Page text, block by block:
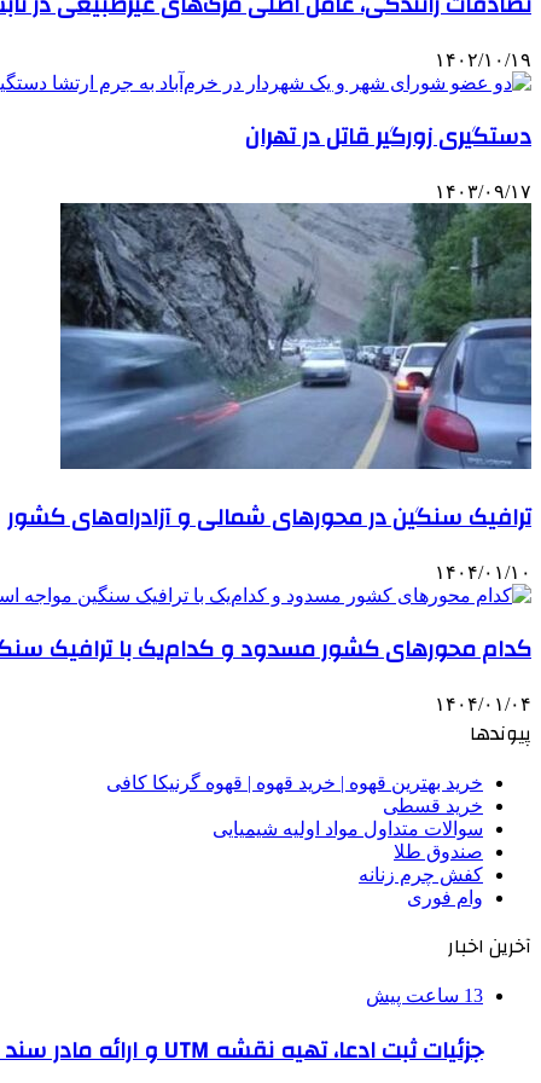
۱۴۰۲/۱۰/۱۹
دستگیری زورگیر قاتل در تهران
۱۴۰۳/۰۹/۱۷
ترافیک سنگین در محورهای شمالی و آزادراه‌های کشور
۱۴۰۴/۰۱/۱۰
کدام محورهای کشور مسدود و کدام‌یک با ترافیک
۱۴۰۴/۰۱/۰۴
پیوندها
خرید بهترین قهوه | خرید قهوه | قهوه گرنیکا کافی
خرید قسطی
سوالات متداول مواد اولیه شیمیایی
صندوق طلا
کفش چرم زنانه
وام فوری
آخرین اخبار
13 ساعت پیش
جزئیات ثبت ادعا، تهیه نقشه UTM و ارائه مادر سند اعلام شد